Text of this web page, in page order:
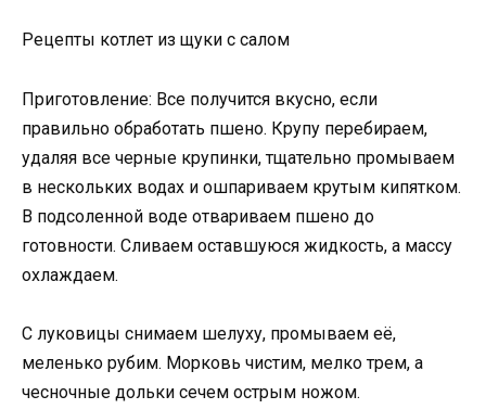
Рецепты котлет из щуки с салом
Приготовление: Все получится вкусно, если
правильно обработать пшено. Крупу перебираем,
удаляя все черные крупинки, тщательно промываем
в нескольких водах и ошпариваем крутым кипятком.
В подсоленной воде отвариваем пшено до
готовности. Сливаем оставшуюся жидкость, а массу
охлаждаем.
С луковицы снимаем шелуху, промываем её,
меленько рубим. Морковь чистим, мелко трем, а
чесночные дольки сечем острым ножом.